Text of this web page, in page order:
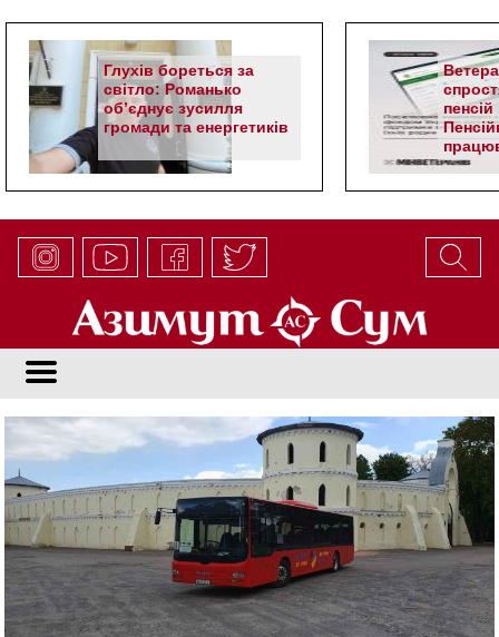
Глухів бореться за
світло: Романько
об’єднує зусилля
громади та енергетиків